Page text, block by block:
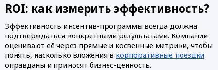
ROI: как измерить эффективность?
Эффективность инсентив-программы всегда должна
подтверждаться конкретными результатами. Компании
оценивают её через прямые и косвенные метрики, чтобы
понять, насколько вложения в корпоративные поездки
оправданы и приносят бизнес-ценность.